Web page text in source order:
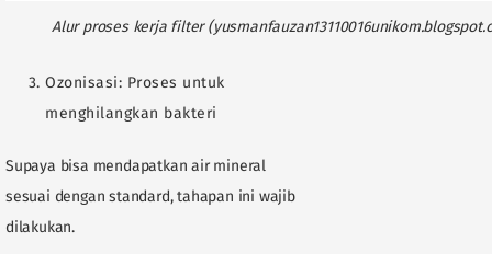
Alur proses kerja filter
Ozonisasi: Proses untuk
menghilangkan bakteri
Supaya bisa mendapatkan air mineral
sesuai dengan standard, tahapan ini wajib
dilakukan.